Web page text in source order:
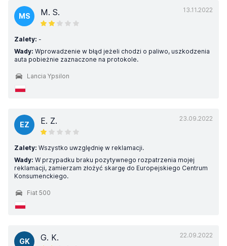
13.11.2022
MS M. S.
Zalety: -
Wady: Wprowadzenie w błąd jeżeli chodzi o paliwo, uszkodzenia
auta pobieżnie zaznaczone na protokole.
Lancia Ypsilon
23.09.2022
EZ E. Z.
Zalety: Wszystko uwzględnię w reklamacji.
Wady: W przypadku braku pozytywnego rozpatrzenia mojej
reklamacji, zamierzam złożyć skargę do Europejskiego Centrum
Konsumenckiego.
Fiat 500
22.09.2022
GK G. K.